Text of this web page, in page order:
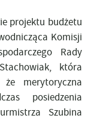
projektu budżetu
Komisji
Rady
która
że merytoryczna
posiedzenia
Szubina